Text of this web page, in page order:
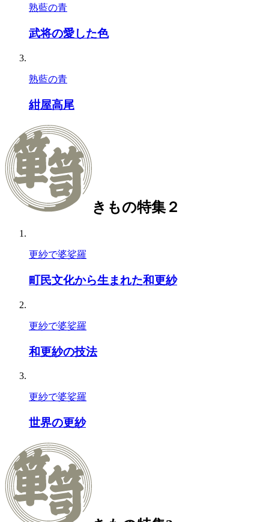
熟藍の青
武将の愛した色
熟藍の青
紺屋高尾
きもの特集２
更紗で婆娑羅
町民文化から生まれた和更紗
更紗で婆娑羅
和更紗の技法
更紗で婆娑羅
世界の更紗